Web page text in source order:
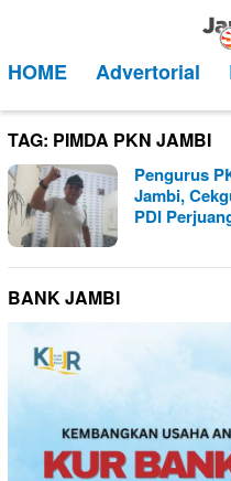
kontenMobile
HOME Advertorial
TAG: PIMDA PKN JAMBI
Pengurus
Jambi,
PDI
BANK JAMBI